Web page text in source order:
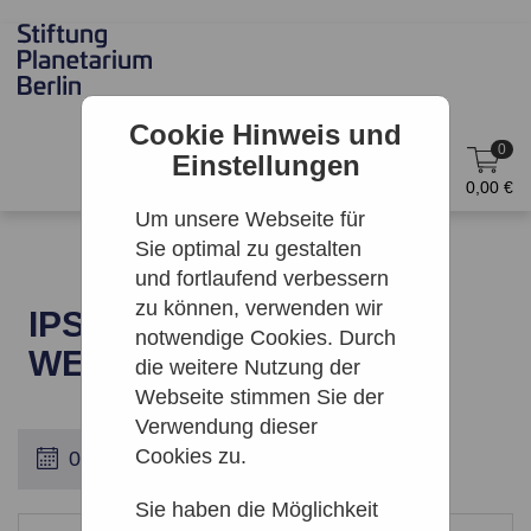
Cookie Hinweis und
Einstellungen
Um unsere Webseite für
Sie optimal zu gestalten
und fortlaufend verbessern
zu können, verwenden wir
notwendige Cookies. Durch
die weitere Nutzung der
Webseite stimmen Sie der
Verwendung dieser
Cookies zu.
Sie haben die Möglichkeit
0
0,00 €
IPS | WALKING TOUR:
WELCOME TO BERLIN!